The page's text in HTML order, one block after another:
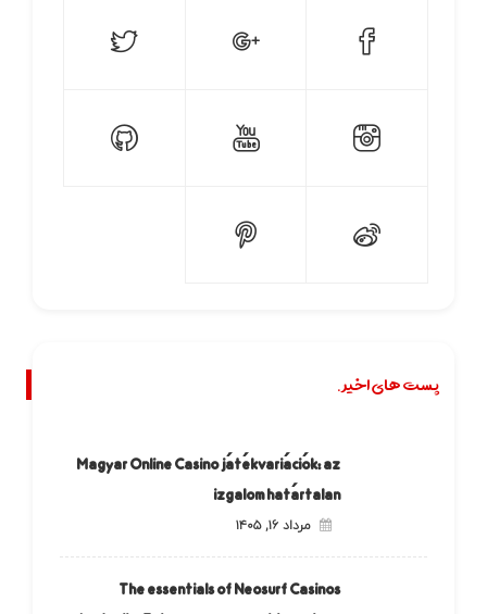
پست های اخیر.
Magyar Online Casino játékvariációk: az
izgalom határtalan
مرداد ۱۶, ۱۴۰۵
The essentials of Neosurf Casinos